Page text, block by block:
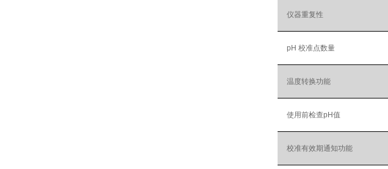
仪器重复性
pH 校准点数量
温度转换功能
使用前检查pH值
校准有效期通知功能